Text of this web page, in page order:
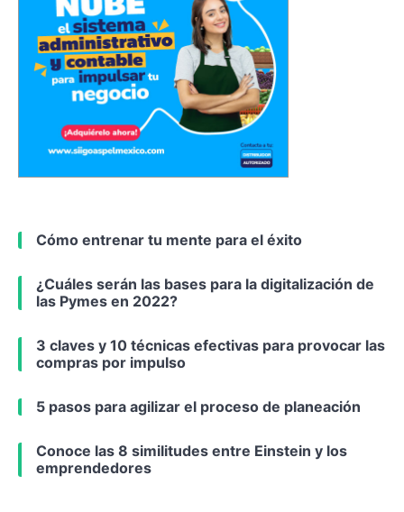
Cómo entrenar tu mente para el éxito
¿Cuáles serán las bases para la digitalización de
las Pymes en 2022?
3 claves y 10 técnicas efectivas para provocar las
compras por impulso
5 pasos para agilizar el proceso de planeación
Conoce las 8 similitudes entre Einstein y los
emprendedores